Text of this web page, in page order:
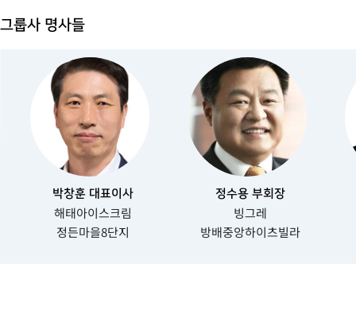
그룹사 명사들
박창훈 대표이사
해태아이스크림
정든마을8단지
정수용 부회장
빙그레
방배중앙하이츠빌라